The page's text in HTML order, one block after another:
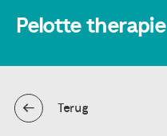
Nieuws
Pelotte therapie
Terug